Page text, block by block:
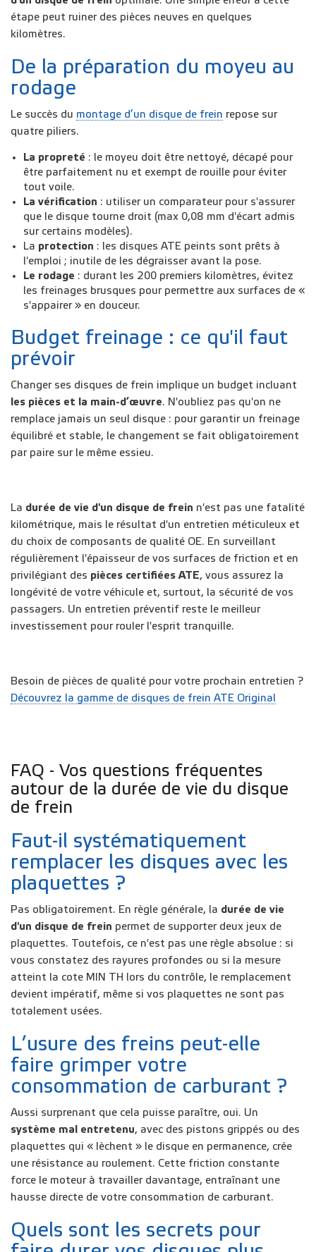
étape peut ruiner des pièces neuves en quelques
kilomètres.
De la préparation du moyeu au
rodage
Le succès du montage d’un disque de frein repose sur
quatre piliers.
La propreté : le moyeu doit être nettoyé, décapé pour
être parfaitement nu et exempt de rouille pour éviter
tout voile.
La vérification : utiliser un comparateur pour s'assurer
que le disque tourne droit (max 0,08 mm d'écart admis
sur certains modèles).
La protection : les disques ATE peints sont prêts à
l'emploi ; inutile de les dégraisser avant la pose.
Le rodage : durant les 200 premiers kilomètres, évitez
les freinages brusques pour permettre aux surfaces de «
s'appairer » en douceur.
Budget freinage : ce qu'il faut
prévoir
Changer ses disques de frein implique un budget incluant
les pièces et la main-d’œuvre. N'oubliez pas qu'on ne
remplace jamais un seul disque : pour garantir un freinage
équilibré et stable, le changement se fait obligatoirement
par paire sur le même essieu.
La durée de vie d'un disque de frein n'est pas une fatalité
kilométrique, mais le résultat d'un entretien méticuleux et
du choix de composants de qualité OE. En surveillant
régulièrement l'épaisseur de vos surfaces de friction et en
privilégiant des pièces certifiées ATE, vous assurez la
longévité de votre véhicule et, surtout, la sécurité de vos
passagers. Un entretien préventif reste le meilleur
investissement pour rouler l'esprit tranquille.
Besoin de pièces de qualité pour votre prochain entretien ?
Découvrez la gamme de disques de frein ATE Original
FAQ - Vos questions fréquentes
autour de la durée de vie du disque
de frein
Faut-il systématiquement
remplacer les disques avec les
plaquettes ?
Pas obligatoirement. En règle générale, la durée de vie
d'un disque de frein permet de supporter deux jeux de
plaquettes. Toutefois, ce n'est pas une règle absolue : si
vous constatez des rayures profondes ou si la mesure
atteint la cote MIN TH lors du contrôle, le remplacement
devient impératif, même si vos plaquettes ne sont pas
totalement usées.
L’usure des freins peut-elle
faire grimper votre
consommation de carburant ?
Aussi surprenant que cela puisse paraître, oui. Un
système mal entretenu, avec des pistons grippés ou des
plaquettes qui « lèchent » le disque en permanence, crée
une résistance au roulement. Cette friction constante
force le moteur à travailler davantage, entraînant une
hausse directe de votre consommation de carburant.
Quels sont les secrets pour